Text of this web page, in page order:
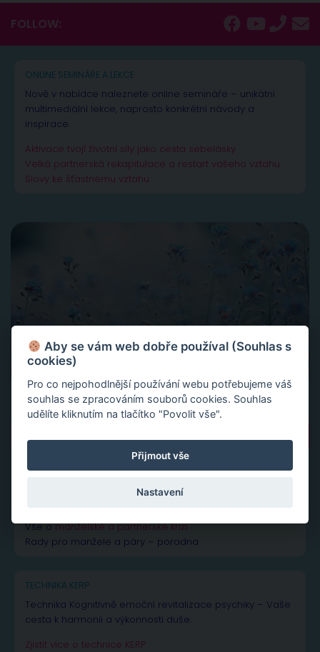
FOLLOW:
ONLINE SEMINÁŘE A LEKCE
Nově v nabídce naleznete online semináře – unikátní
multimediální lekce, naprosto konkrétní návody a
inspirace.
Aktivace tvojí životní síly jako cesta sebelásky
Velká partnerská rekapitulace a restart vašeho vztahu
Slovy ke šťastnému vztahu
NEJČTENĚJŠÍ PŘÍSPĚVKY A ČLÁNKY
Vše omanželské a partnerské krizi
Rady pro manžele a páry – poradna
TECHNIKA KERP
Technika Kognitivně emoční revitalizace psychiky – Vaše
cesta k harmonii a výkonnosti duše.
Zjistit více o technice KERP
Aby se vám web dobře používal (Souhlas s
cookies)
Pro co nejpohodlnější používání webu potřebujeme váš
souhlas se zpracováním souborů cookies. Souhlas
udělíte kliknutím na tlačítko "Povolit vše".
Přijmout vše
Nastavení